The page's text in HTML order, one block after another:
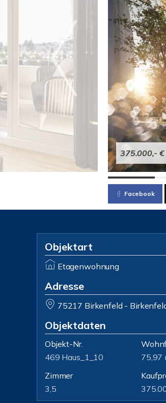
375.000,- €
Facebook
Objektart
Etagenwohnung
Adresse
75217 Birkenfeld -
Objektdaten
Objekt-Nr.
469 Haus_1_10
75,97
Zimmer
3,5